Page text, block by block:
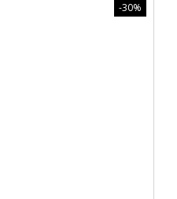
-30%